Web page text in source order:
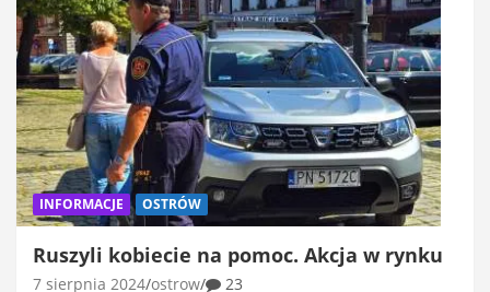
INFORMACJE OSTRÓW
Ruszyli kobiecie na pomoc. Akcja w rynku
7 sierpnia 2024 ostrow 23